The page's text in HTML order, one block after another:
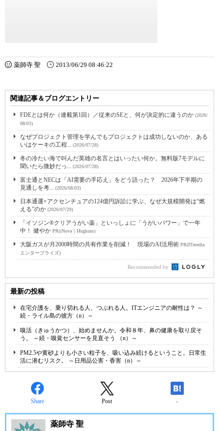
薬師寺 聖 2013/06/29 08:46:22
関連記事＆ブログエントリー
FDEとは何か（連載第1回）／従来のSEと、何が決定的に違うのか (2026/
08/03)
なぜプロジェクト管理を学んでもプロジェクトは成功しないのか、ある
いはケーキの工程... (2026/07/28)
冬の冷たい海で叫んだ英雄の名言とはいったい何か。無料版7モデルに
聞いたら微妙だっ... (2026/07/28)
富士通とNECは「AI需要の手応え」をどう語った？ 2026年下半期の
見通しを考... (2026/08/03)
日本通運×アクセンチュアの124億円訴訟に学ぶ、なぜ大規模開発は“燃
える”のか (2026/07/29)
「イソジン®クリアうがい薬」といっしょに「うがいパワー」で一年
中！ 健やか PR(iNova｜Hugkum)
大阪ガスが月2000時間の共有作業を削減！ 現場のAI活用術 PR(ITmedia
エンタープライズ)
Recommended by
最新の投稿
在宅介護を、乗り切れる人、つぶれる人。ITエンジニアの耐性は？ ～
続・ライル島の彼方（n）～
嗅活（きゅうかつ）、始めませんか。令和８年、鼻の健康を取り戻そ
う。 ～続・嗅覚センサーを見直そう （n）～
PM2.5や黄砂よりも小さい粒子を、吸い込み続けるということ。日常生
活に潜むリスク。 ～日用品公害・香害（n）～
Share Post -
薬師寺 聖